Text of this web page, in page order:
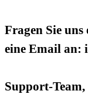
Fragen Sie
eine Email an:
Support-